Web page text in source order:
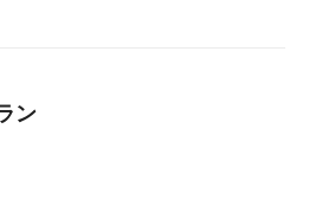
笛を吹いてくれたり楽しい雰囲
り私たちだけでなくゲストの
ン